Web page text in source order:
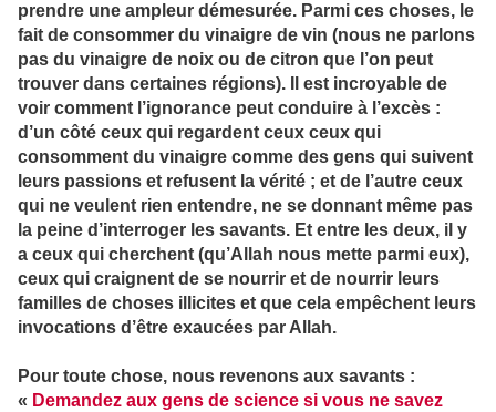
prendre une ampleur démesurée. Parmi ces choses, le
fait de consommer du vinaigre de vin (nous ne parlons
pas du vinaigre de noix ou de citron que l’on peut
trouver dans certaines régions). Il est incroyable de
voir comment l’ignorance peut conduire à l’excès :
d’un côté ceux qui regardent ceux ceux qui
consomment du vinaigre comme des gens qui suivent
leurs passions et refusent la vérité ; et de l’autre ceux
qui ne veulent rien entendre, ne se donnant même pas
la peine d’interroger les savants. Et entre les deux, il y
a ceux qui cherchent (qu’Allah nous mette parmi eux),
ceux qui craignent de se nourrir et de nourrir leurs
familles de choses illicites et que cela empêchent leurs
invocations d’être exaucées par Allah.
Pour toute chose, nous revenons aux savants :
« Demandez aux gens de science si vous ne savez